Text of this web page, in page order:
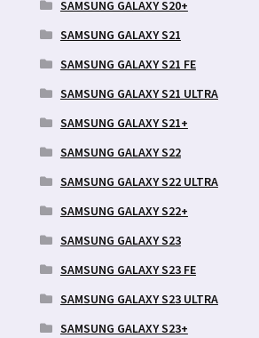
SAMSUNG GALAXY S20+
SAMSUNG GALAXY S21
SAMSUNG GALAXY S21 FE
SAMSUNG GALAXY S21 ULTRA
SAMSUNG GALAXY S21+
SAMSUNG GALAXY S22
SAMSUNG GALAXY S22 ULTRA
SAMSUNG GALAXY S22+
SAMSUNG GALAXY S23
SAMSUNG GALAXY S23 FE
SAMSUNG GALAXY S23 ULTRA
SAMSUNG GALAXY S23+